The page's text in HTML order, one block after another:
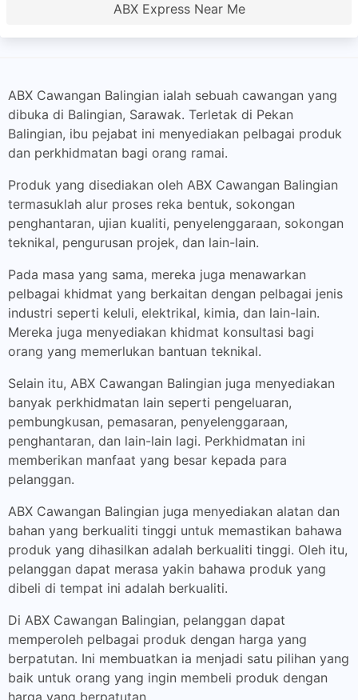
ABX Express Near Me
ABX Cawangan Balingian ialah sebuah cawangan yang
dibuka di Balingian, Sarawak. Terletak di Pekan
Balingian, ibu pejabat ini menyediakan pelbagai produk
dan perkhidmatan bagi orang ramai.
Produk yang disediakan oleh ABX Cawangan Balingian
termasuklah alur proses reka bentuk, sokongan
penghantaran, ujian kualiti, penyelenggaraan, sokongan
teknikal, pengurusan projek, dan lain-lain.
Pada masa yang sama, mereka juga menawarkan
pelbagai khidmat yang berkaitan dengan pelbagai jenis
industri seperti keluli, elektrikal, kimia, dan lain-lain.
Mereka juga menyediakan khidmat konsultasi bagi
orang yang memerlukan bantuan teknikal.
Selain itu, ABX Cawangan Balingian juga menyediakan
banyak perkhidmatan lain seperti pengeluaran,
pembungkusan, pemasaran, penyelenggaraan,
penghantaran, dan lain-lain lagi. Perkhidmatan ini
memberikan manfaat yang besar kepada para
pelanggan.
ABX Cawangan Balingian juga menyediakan alatan dan
bahan yang berkualiti tinggi untuk memastikan bahawa
produk yang dihasilkan adalah berkualiti tinggi. Oleh itu,
pelanggan dapat merasa yakin bahawa produk yang
dibeli di tempat ini adalah berkualiti.
Di ABX Cawangan Balingian, pelanggan dapat
memperoleh pelbagai produk dengan harga yang
berpatutan. Ini membuatkan ia menjadi satu pilihan yang
baik untuk orang yang ingin membeli produk dengan
harga yang berpatutan.